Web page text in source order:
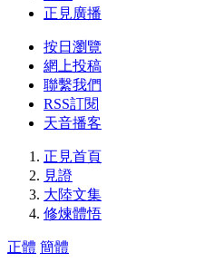
正見廣播
按日瀏覽
網上投稿
聯繫我們
RSS訂閱
天音播客
正見首頁
見證
大陸文集
修煉體悟
正體 簡體